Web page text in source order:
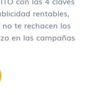
rentables,
te rechacen los
en las campañas